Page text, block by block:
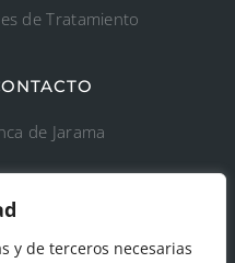
y de terceros necesarias
de Tratamiento
de Jarama